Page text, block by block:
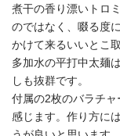
煮干の香り漂いトロ
のではなく、啜る度
かけて来るいいとこ
多加水の平打中太麺
しも抜群です。
付属の2枚のバラチ
感じます。作り方に